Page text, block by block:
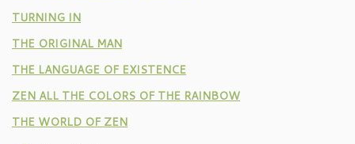
TURNING IN
THE ORIGINAL MAN
THE LANGUAGE OF EXISTENCE
ZEN ALL THE COLORS OF THE RAINBOW
THE WORLD OF ZEN